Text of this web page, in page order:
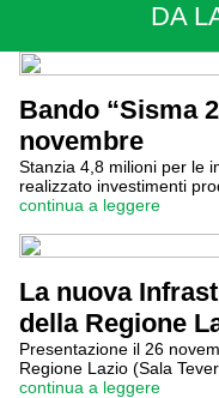
DA
Bando “Sisma
novembre
Stanzia 4,8 milioni per le
realizzato investimenti
continua a leggere
La nuova
della Regione
Presentazione il 26
Regione Lazio (Sala
continua a leggere